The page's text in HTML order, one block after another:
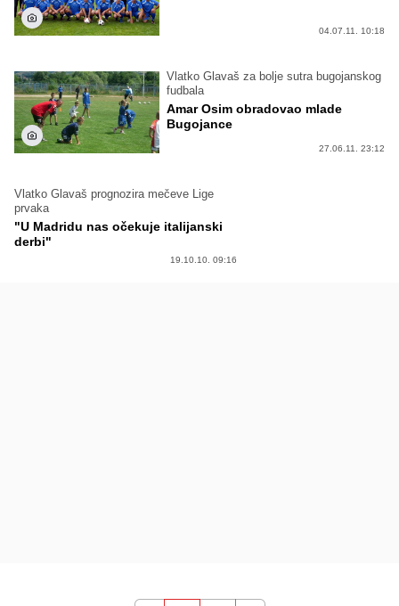
04.07.11. 10:18
Vlatko Glavaš za bolje sutra bugojanskog
fudbala
Amar Osim obradovao mlade
Bugojance
27.06.11. 23:12
Vlatko Glavaš prognozira mečeve Lige
prvaka
"U Madridu nas očekuje italijanski
derbi"
19.10.10. 09:16